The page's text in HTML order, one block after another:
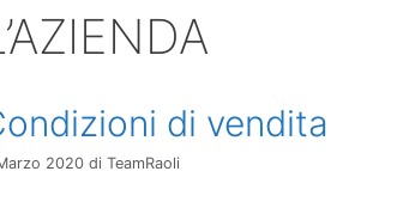
di vendita
2020 di TeamRaoli